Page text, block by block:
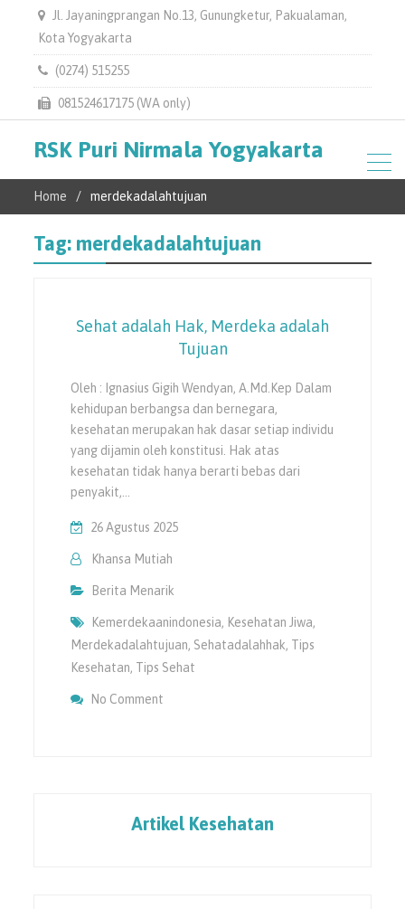
Jl. Jayaningprangan No.13, Gunungketur, Pakualaman,
Kota Yogyakarta
(0274) 515255
081524617175 (WA only)
RSK Puri Nirmala Yogyakarta
Home merdekadalahtujuan
Tag: merdekadalahtujuan
Sehat adalah Hak, Merdeka adalah
Tujuan
Oleh : Ignasius Gigih Wendyan, A.Md.Kep Dalam
kehidupan berbangsa dan bernegara,
kesehatan merupakan hak dasar setiap individu
yang dijamin oleh konstitusi. Hak atas
kesehatan tidak hanya berarti bebas dari
penyakit,…
26 Agustus 2025
Khansa Mutiah
Berita Menarik
Kemerdekaanindonesia, Kesehatan Jiwa,
Merdekadalahtujuan, Sehatadalahhak, Tips
Kesehatan, Tips Sehat
No Comment
Artikel Kesehatan